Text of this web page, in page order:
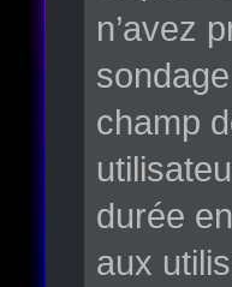
n’avez
champ
durée
aux